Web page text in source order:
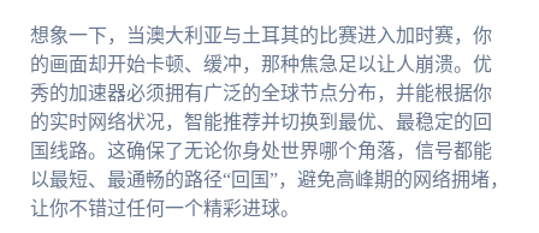
想象一下，当澳大利亚与土耳其的比赛进入加时赛，你
的画面却开始卡顿、缓冲，那种焦急足以让人崩溃。优
秀的加速器必须拥有广泛的全球节点分布，并能根据你
的实时网络状况，智能推荐并切换到最优、最稳定的回
国线路。这确保了无论你身处世界哪个角落，信号都能
以最短、最通畅的路径“回国”，避免高峰期的网络拥堵，
让你不错过任何一个精彩进球。